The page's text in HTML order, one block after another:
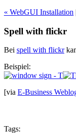
« WebGUI Installation
Spell with flickr
Bei spell with flickr
Beispiel:
[via E-Business
Tags: